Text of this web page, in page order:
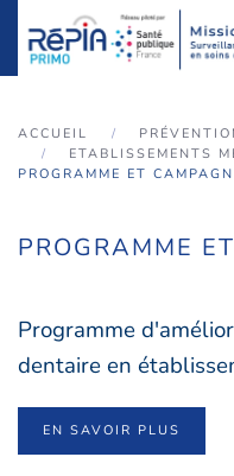
Accéder au contenu
ACCUEIL
ETABLISSEMENTS
PROGRAMME ET
PROGRAMME
Programme
dentaire en
EN SAVOIR PLUS